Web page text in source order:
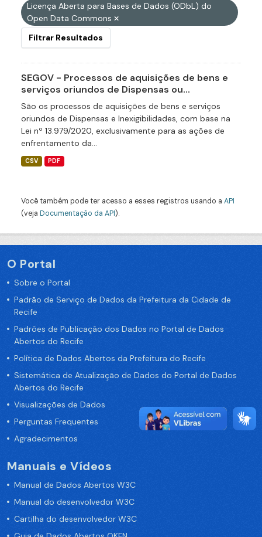
Licença Aberta para Bases de Dados (ODbL) do
Open Data Commons
Filtrar Resultados
SEGOV - Processos de aquisições de bens e
serviços oriundos de Dispensas ou...
São os processos de aquisições de bens e serviços
oriundos de Dispensas e Inexigibilidades, com base na
Lei nº 13.979/2020, exclusivamente para as ações de
enfrentamento da...
CSV PDF
Você também pode ter acesso a esses registros usando a API
(veja Documentação da API).
O Portal
Sobre o Portal
Padrão de Serviço de Dados da Prefeitura da Cidade de
Recife
Padrões de Publicação dos Dados no Portal de Dados
Abertos do Recife
Política de Dados Abertos da Prefeitura do Recife
Sistemática de Atualização de Dados do Portal de Dados
Abertos do Recife
Visualizações de Dados
Perguntas Frequentes
Agradecimentos
Manuais e Vídeos
Manual de Dados Abertos W3C
Manual do desenvolvedor W3C
Cartilha do desenvolvedor W3C